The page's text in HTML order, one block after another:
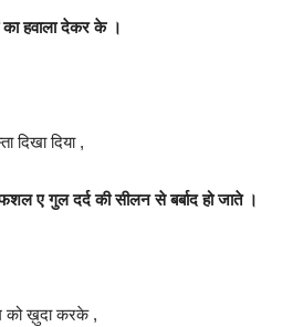
का हवाला देकर के ।
दिखा दिया ,
ए गुल दर्द की सीलन से बर्बाद हो जाते ।
को ख़ुदा करके ,